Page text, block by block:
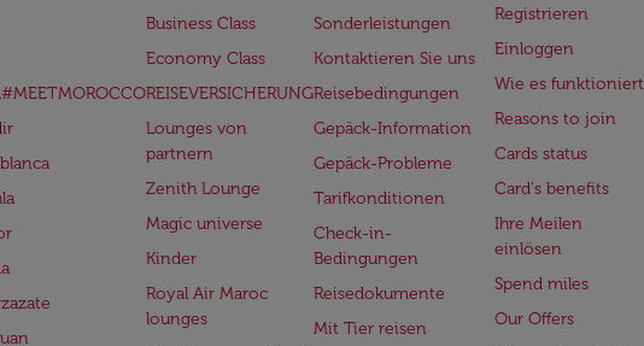
Business Class
Economy Class
REISEVERSICHERUNG
Lounges von
partnern
Zenith Lounge
Magic universe
Kinder
Royal Air Maroc
lounges
Sonderleistungen
Kontaktieren Sie uns
Reisebedingungen
Gepäck-Information
Gepäck-Probleme
Tarifkonditionen
Check-in-
Bedingungen
Reisedokumente
Mit Tier reisen
Registrieren
Einloggen
Wie es funktioniert
Reasons to join
Cards status
Card's benefits
Ihre Meilen
einlösen
Spend miles
Our Offers